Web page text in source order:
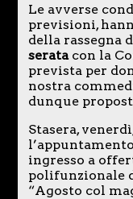
Le avverse
previsioni,
della rassegna
seratacon la
prevista per
nostra
dunque
Stasera,
ingresso a
polifunzionale
“Agosto col